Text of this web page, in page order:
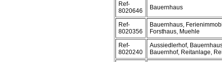
Ref-
8020646
Bauernhaus
Ref-
8020356
Bauernhaus,
Forsthaus, Muehle
Ref-
8020240
Aussiedlerhof,
Bauernhof, Reitanlage,